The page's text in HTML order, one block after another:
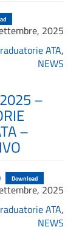
2025
ATA,
NEWS
–
–
Download
2025
ATA,
NEWS